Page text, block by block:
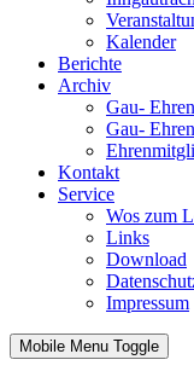
Kalender
Berichte
Archiv
Gau-
Gau-
Kontakt
Service
Wos zum
Links
Download
Impressum
Mobile Menu Toggle